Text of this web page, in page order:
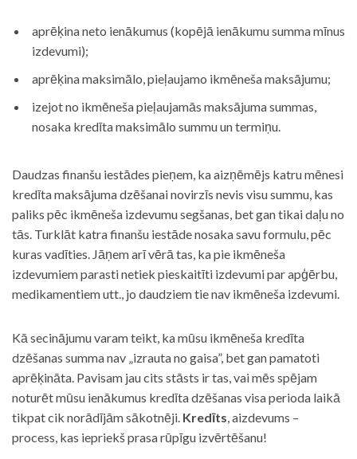
aprēķina neto ienākumus (kopējā ienākumu summa mīnus
izdevumi);
aprēķina maksimālo, pieļaujamo ikmēneša maksājumu;
izejot no ikmēneša pieļaujamās maksājuma summas,
nosaka kredīta maksimālo summu un termiņu.
Daudzas finanšu iestādes pieņem, ka aizņēmējs katru mēnesi
kredīta maksājuma dzēšanai novirzīs nevis visu summu, kas
paliks pēc ikmēneša izdevumu segšanas, bet gan tikai daļu no
tās. Turklāt katra finanšu iestāde nosaka savu formulu, pēc
kuras vadīties. Jāņem arī vērā tas, ka pie ikmēneša
izdevumiem parasti netiek pieskaitīti izdevumi par apģērbu,
medikamentiem utt., jo daudziem tie nav ikmēneša izdevumi.
Kā secinājumu varam teikt, ka mūsu ikmēneša kredīta
dzēšanas summa nav „izrauta no gaisa”, bet gan pamatoti
aprēķināta. Pavisam jau cits stāsts ir tas, vai mēs spējam
noturēt mūsu ienākumus kredīta dzēšanas visa perioda laikā
tikpat cik norādījām sākotnēji. Kredīts, aizdevums –
process, kas iepriekš prasa rūpīgu izvērtēšanu!